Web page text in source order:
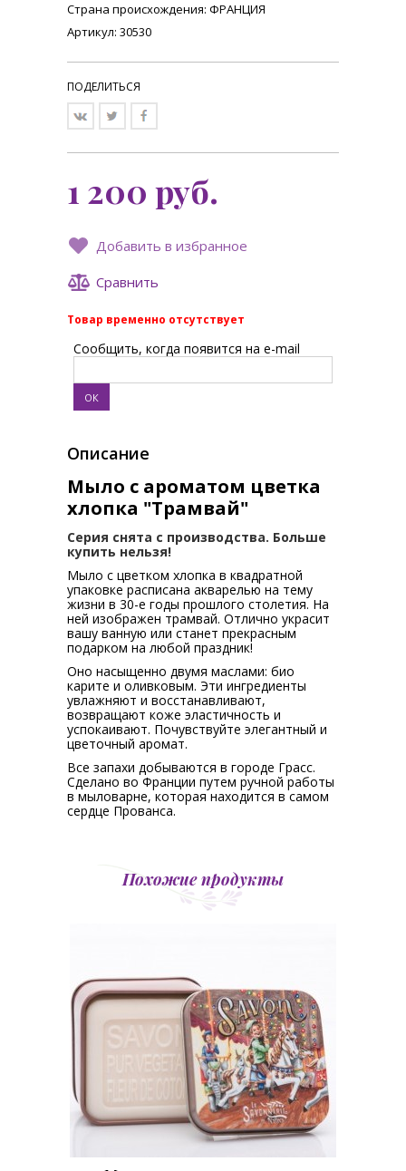
Страна происхождения: ФРАНЦИЯ
Артикул: 30530
ПОДЕЛИТЬСЯ
Добавить в избранное
Сравнить
Товар временно отсутствует
1 200 руб.
Сообщить, когда появится на e-mail
Описание
Мыло с ароматом цветка
хлопка "Трамвай"
Серия снята с производства. Больше
купить нельзя!
Мыло с цветком хлопка в квадратной
упаковке расписана акварелью на тему
жизни в 30-е годы прошлого столетия. На
ней изображен трамвай. Отлично украсит
вашу ванную или станет прекрасным
подарком на любой праздник!
Оно насыщенно двумя маслами: био
карите и оливковым. Эти ингредиенты
увлажняют и восстанавливают,
возвращают коже эластичность и
успокаивают. Почувствуйте элегантный и
цветочный аромат.
Все запахи добываются в городе Грасс.
Сделано во Франции путем ручной работы
в мыловарне, которая находится в самом
сердце Прованса.
Похожие продукты